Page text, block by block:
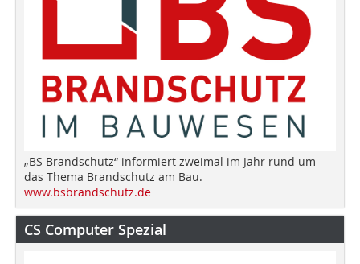
„BS Brandschutz“ informiert zweimal im Jahr rund um
das Thema Brandschutz am Bau.
www.bsbrandschutz.de
CS Computer Spezial